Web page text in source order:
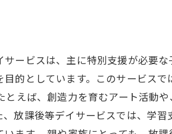
サービスは、主に特別支援が必要
目的としています。このサービス
とえば、創造力を育むアート活動
、放課後等デイサービスでは、学